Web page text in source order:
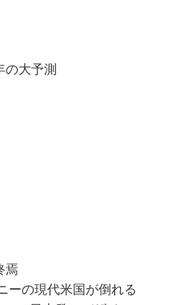
の大予測
焉
の現代米国が倒れる